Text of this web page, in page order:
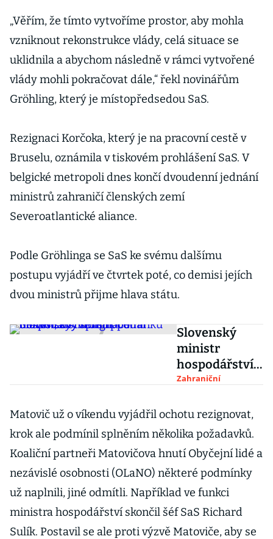
„Věřím, že tímto vytvoříme prostor, aby mohla
vzniknout rekonstrukce vlády, celá situace se
uklidnila a abychom následně v rámci vytvořené
vlády mohli pokračovat dále,“ řekl novinářům
Gröhling, který je místopředsedou SaS.
Rezignaci Korčoka, který je na pracovní cestě v
Bruselu, oznámila v tiskovém prohlášení SaS. V
belgické metropoli dnes končí dvoudenní jednání
ministrů zahraničí členských zemí
Severoatlantické aliance.
Podle Gröhlinga se SaS ke svému dalšímu
postupu vyjádří ve čtvrtek poté, co demisi jejích
dvou ministrů přijme hlava státu.
Slovenský
ministr
hospodářství
Sulík podal
splnil
podmínku
Matovičovy
rezignace
Zahraniční
Matovič už o víkendu vyjádřil ochotu rezignovat,
krok ale podmínil splněním několika požadavků.
Koaliční partneři Matovičova hnutí Obyčejní lidé a
nezávislé osobnosti (OLaNO) některé podmínky
už naplnili, jiné odmítli. Například ve funkci
ministra hospodářství skončil šéf SaS Richard
Sulík. Postavil se ale proti výzvě Matoviče, aby se